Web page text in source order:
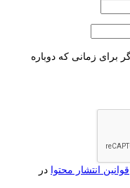
برای زمانی که دوباره
قوانین انتشار محتوا در